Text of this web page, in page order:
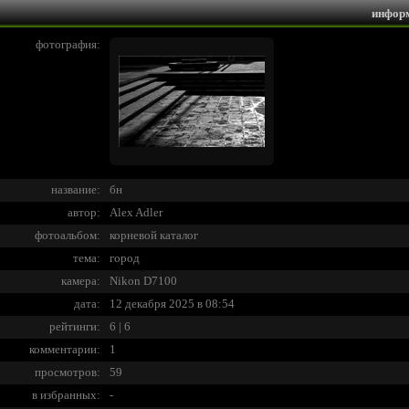
фотография:
название:
бн
автор:
Alex Adler
фотоальбом:
корневой каталог
тема:
город
камера:
Nikon D7100
дата:
12 декабря 2025 в 08:54
рейтинги:
6 | 6
комментарии:
1
просмотров:
59
в избранных:
-